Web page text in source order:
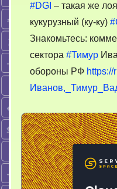
#DGI – такая же
кукурузный (ку-ку)
Знакомьтесь:
сектора #Тимур
обороны РФ